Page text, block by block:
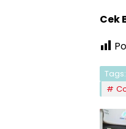
Cek
Tags: